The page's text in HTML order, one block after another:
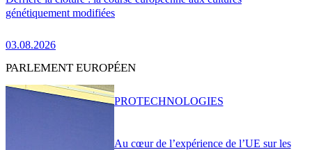
génétiquement modifiées
03.08.2026
PARLEMENT EUROPÉEN
Au cœur de l’expérience de l’UE sur les
PROTECHNOLOGIES